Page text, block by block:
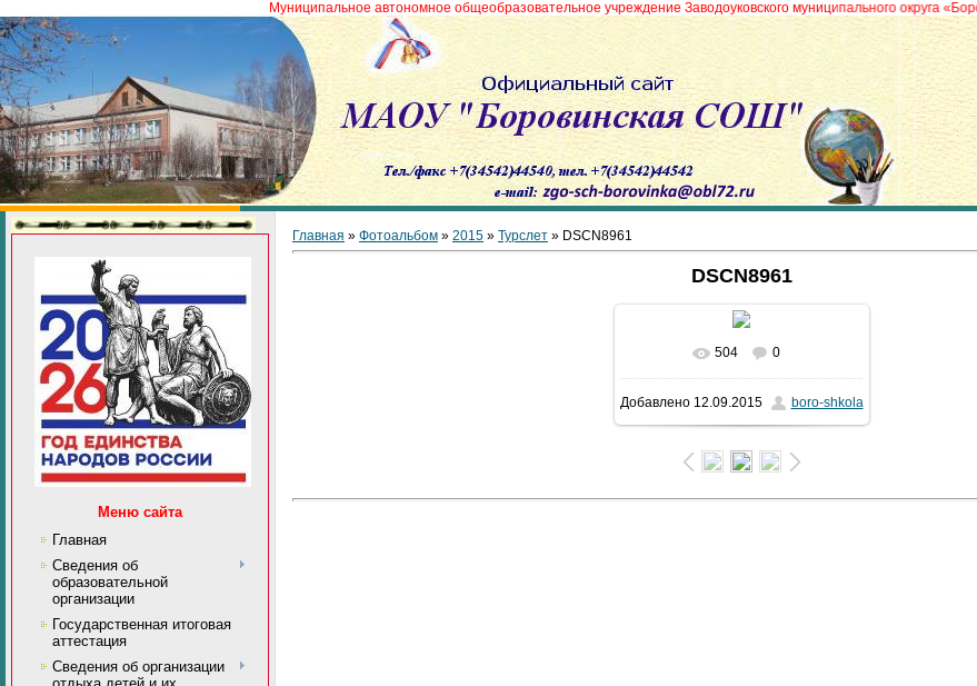
Муниципальное автономное общеобразовательное учреждение Заводоуковского муниципального округа
Меню сайта
Главная
Сведения об
образовательной
организации
Государственная итоговая
аттестация
Сведения об организации
Главная » Фотоальбом » 2015 » Турслет » DSCN8961
DSCN8961
В реальном размере
377.6Kb
504 0
Добавлено12.09.2015 boro-shkola